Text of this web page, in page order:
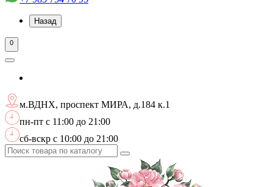
Назад
0
м.ВДНХ, проспект МИРА, д.184 к.1
пн-пт с 11:00 до 21:00
сб-вскр с 10:00 до 21:00